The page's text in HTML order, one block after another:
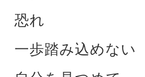
恐れ
一歩踏み込めない